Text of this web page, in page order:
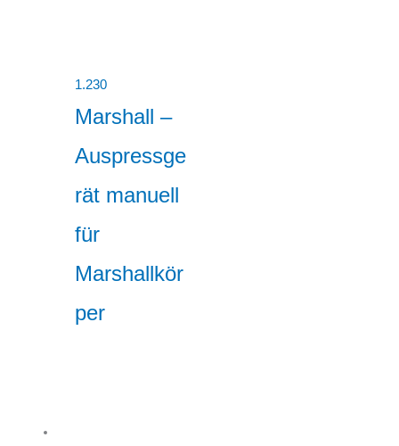
1.230
Marshall –
Auspressge
rät manuell
für
Marshallkör
per